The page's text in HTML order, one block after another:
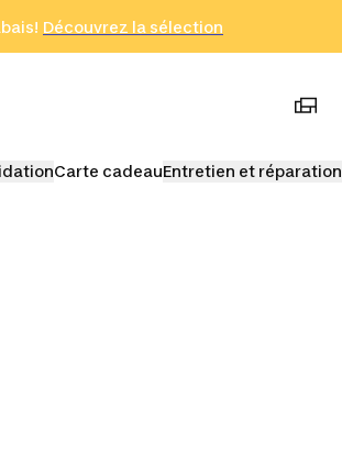
Découvrez la sélection
Cliquez ici
en seulement 2 h!
Carte cadeauEntretien et réparation